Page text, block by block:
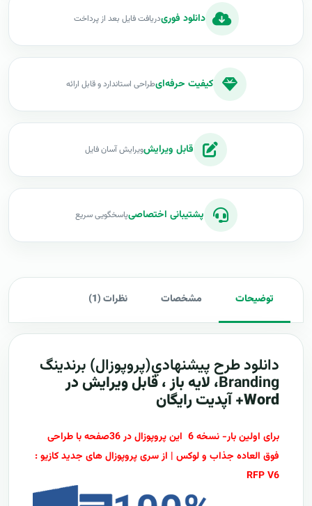
دانلود فوریدریافت فایل بعد از پرداخت
کیفیت حرفه‌ایطراحی استاندارد و قابل ارائه
قابل ویرایشویرایش آسان فایل
پشتیبانی اختصاصیپاسخگویی سریع
توضیحات مشخصات نظرات (1)
دانلود طرح پيشنهادي(پروپوزال) برندینگ
Branding، لایه باز ، قابل ویرایش در
Word+ آپدیت رایگان
برای اولین بار- نسخه 6 این پروپوزال در 36صفحه با طراحی
فوق العاده جذاب و لوکس | از سری پروپوزال های جدید کازیو :
RFP V6